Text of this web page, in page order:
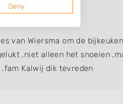
van Wiersma om de
,niet alleen het snoeien
Kalwij dik tevreden
Deny